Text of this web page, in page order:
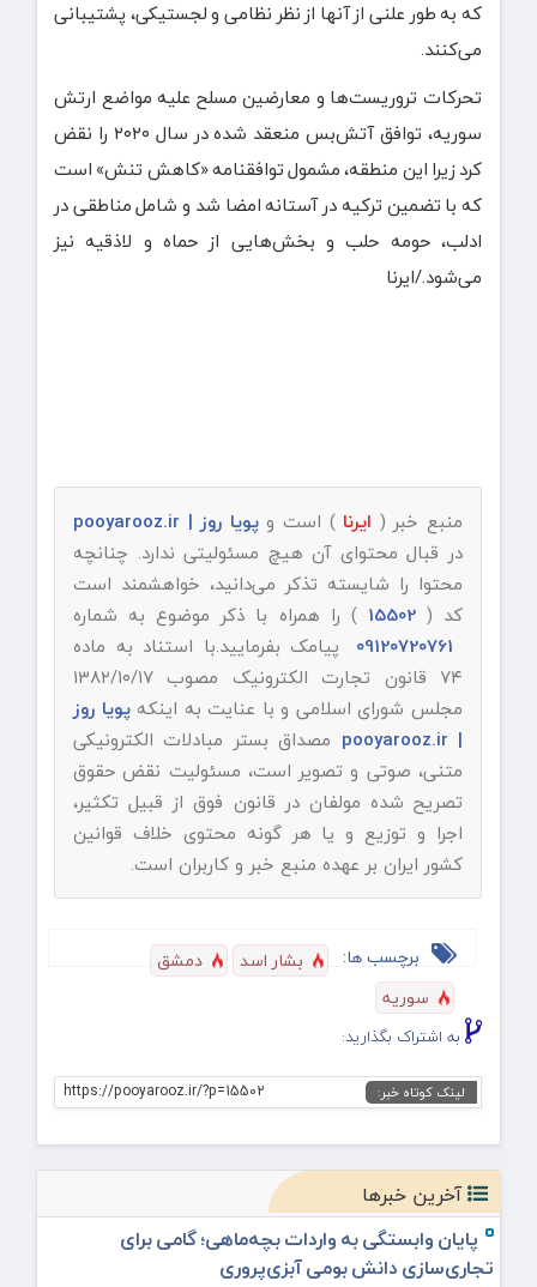
که به طور علنی از آنها از نظر نظامی و لجستیکی، پشتیبانی
می‌کنند.
تحرکات تروریست‌ها و معارضین مسلح علیه مواضع ارتش
سوریه، توافق آتش‌بس منعقد شده در سال ۲۰۲۰ را نقض
کرد زیرا این منطقه، مشمول توافقنامه «کاهش تنش» است
که با تضمین ترکیه در آستانه امضا شد و شامل مناطقی در
ادلب، حومه حلب و بخش‌هایی از حماه و لاذقیه نیز
می‌شود./ایرنا
منبع خبر ( ایرنا ) است وپویا روز | pooyarooz.ir
در قبال محتوای آن هیچ مسئولیتی ندارد. چنانچه
محتوا را شایسته تذکر می‌دانید، خواهشمند است
کد ( 15502
) را همراه با ذکر موضوع به شماره
پیامک بفرمایید.با استناد به ماده
۷۴ قانون تجارت الکترونیک مصوب ۱۳۸۲/۱۰/۱۷
مجلس شورای اسلامی و با عنایت به اینکهپویا روز
| pooyarooz.ir
مصداق بستر مبادلات الکترونیکی
متنی، صوتی و تصویر است، مسئولیت نقض حقوق
تصریح شده مولفان در قانون فوق از قبیل تکثیر،
اجرا و توزیع و یا هر گونه محتوی خلاف قوانین
کشور ایران بر عهده منبع خبر و کاربران است.
برچسب ها: بشار اسد
دمشق
سوریه
به اشتراک بگذارید:
لینک کوتاه خبر: https://pooyarooz.ir/?p=15502
آخرین خبرها
پایان وابستگی به واردات بچه‌ماهی؛ گامی برای
تجاری‌سازی دانش بومی آبزی‌پروری